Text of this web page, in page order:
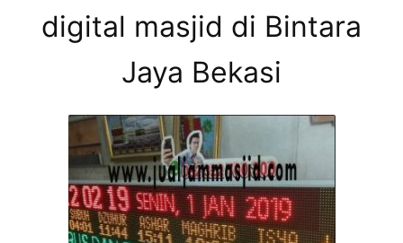
digital masjid di Bintara
Jaya Bekasi